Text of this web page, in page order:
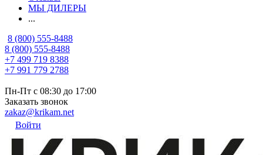
МЫ ДИЛЕРЫ
...
8 (800) 555-8488
8 (800) 555-8488
+7 499 719 8388
+7 991 779 2788
Пн-Пт с 08:30 до 17:00
Заказать звонок
zakaz@krikam.net
Войти